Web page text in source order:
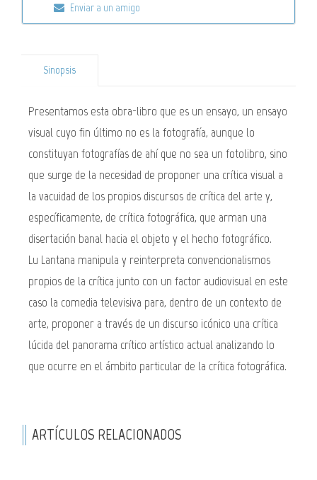
Enviar a un amigo
Sinopsis
Presentamos esta obra-libro que es un ensayo, un ensayo
visual cuyo fin último no es la fotografía, aunque lo
constituyan fotografías de ahí que no sea un fotolibro, sino
que surge de la necesidad de proponer una crítica visual a
la vacuidad de los propios discursos de crítica del arte y,
específicamente, de crítica fotográfica, que arman una
disertación banal hacia el objeto y el hecho fotográfico.
Lu Lantana manipula y reinterpreta convencionalismos
propios de la crítica junto con un factor audiovisual en este
caso la comedia televisiva para, dentro de un contexto de
arte, proponer a través de un discurso icónico una crítica
lúcida del panorama crítico artístico actual analizando lo
que ocurre en el ámbito particular de la crítica fotográfica.
ARTÍCULOS RELACIONADOS